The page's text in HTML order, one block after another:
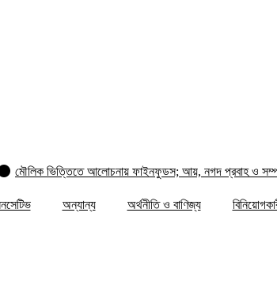
মৌলিক ভিত্তিতে আলোচনায় ফাইনফুডস; আয়, নগদ প্রবাহ ও
বাজারের পরবর্তী গন্তব্য কোথায়? লেনদেন ১২০০ কোটি
অন্যান্য অর্থনীতি ও বাণিজ্য